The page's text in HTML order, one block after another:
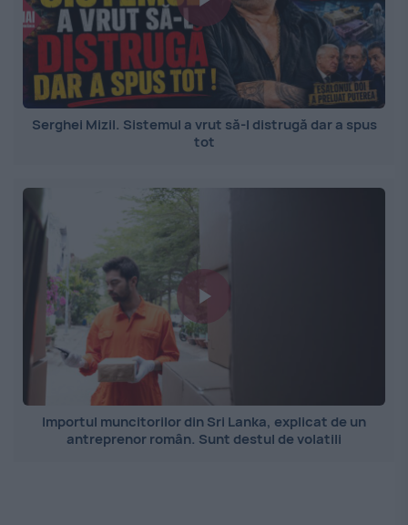
Serghei Mizil. Sistemul a vrut să-l distrugă dar a spus
tot
Importul muncitorilor din Sri Lanka, explicat de un
antreprenor român. Sunt destul de volatili